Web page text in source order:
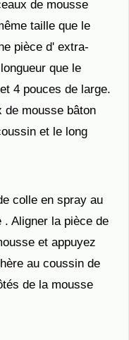
de mousse
taille que le
pièce d' extra-
que le
4 pouces de large.
de mousse bâton
et le long
colle en spray au
Aligner la pièce de
et appuyez
au coussin de
de la mousse